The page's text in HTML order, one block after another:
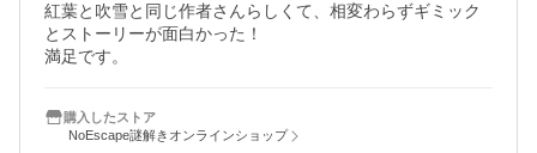
紅葉と吹雪と同じ作者さんらしくて、相変わらずギミック
とストーリーが面白かった！
満足です。
購入したストア
NoEscape謎解きオンラインショップ